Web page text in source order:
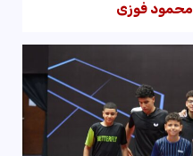
محمود فوزى